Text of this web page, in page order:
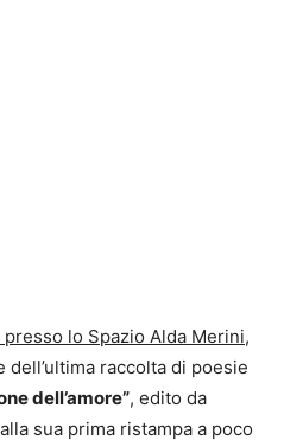
lo Spazio Alda Merini,
raccolta di poesie
dell’amore”, edito da
sua prima ristampa a poco